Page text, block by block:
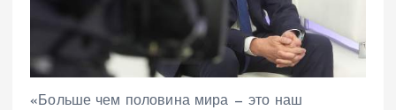
«Больше чем половина мира — это наш